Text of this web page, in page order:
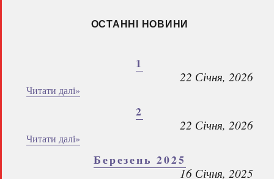
ОСТАННІ НОВИНИ
1
22 Січня, 2026
Читати далі»
2
22 Січня, 2026
Читати далі»
Березень 2025
16 Січня, 2025